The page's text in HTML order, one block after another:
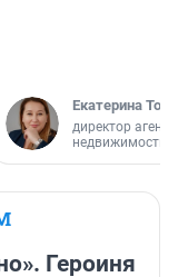
Екатерина
директор
недвижимости
Героиня